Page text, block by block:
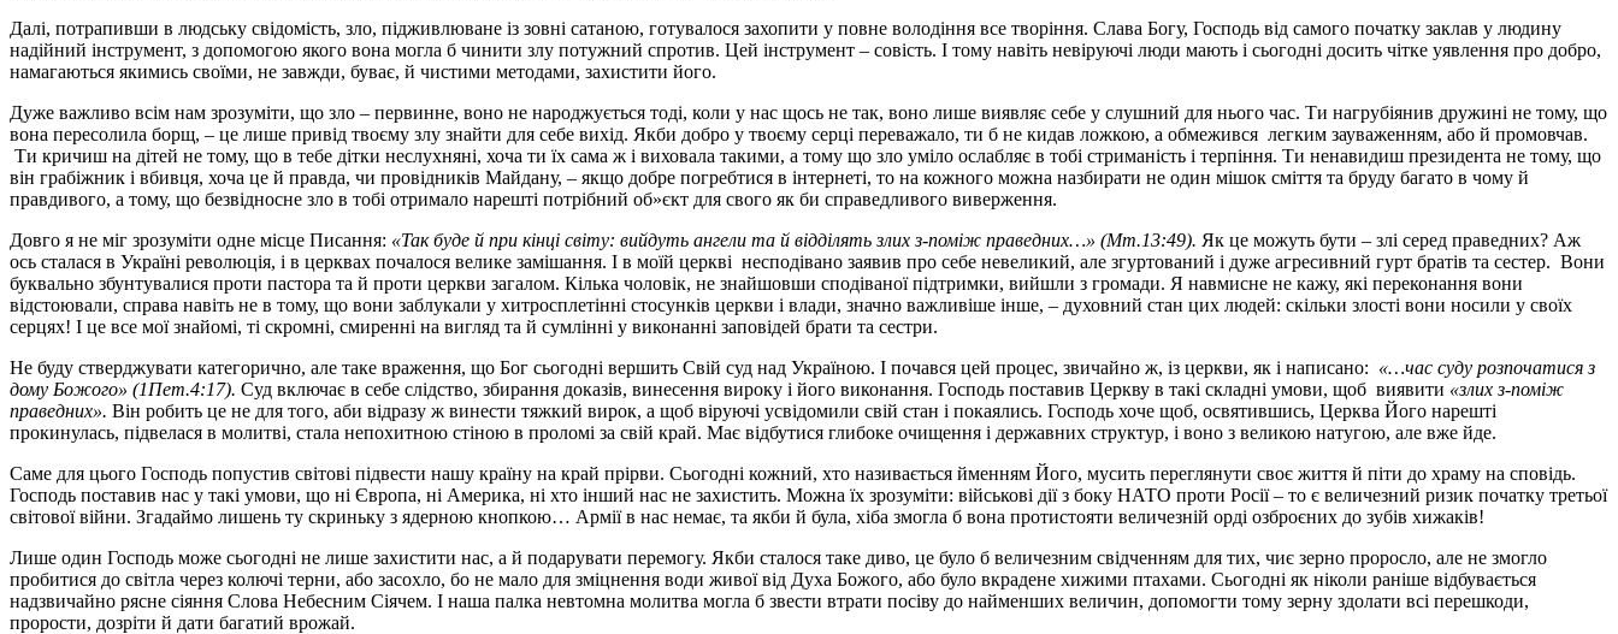
Далі, потрапивши в людську свідомість, зло, підживлюване із зовні сатаною, готувалося захопити у повне володіння все творіння. Слава Богу, Господь від самого початку заклав у людину
надійний інструмент, з допомогою якого вона могла б чинити злу потужний спротив. Цей інструмент – совість. І тому навіть невіруючі люди мають і сьогодні досить чітке уявлення про добро,
намагаються якимись своїми, не завжди, буває, й чистими методами, захистити його.
Дуже важливо всім нам зрозуміти, що зло – первинне, воно не народжується тоді, коли у нас щось не так, воно лише виявляє себе у слушний для нього час. Ти нагрубіянив дружині не тому, що
вона пересолила борщ, – це лише привід твоєму злу знайти для себе вихід. Якби добро у твоєму серці переважало, ти б не кидав ложкою, а обмежився легким зауваженням, або й промовчав.
Ти кричиш на дітей не тому, що в тебе дітки неслухняні, хоча ти їх сама ж і виховала такими, а тому що зло уміло ослабляє в тобі стриманість і терпіння. Ти ненавидиш президента не тому, що
він грабіжник і вбивця, хоча це й правда, чи провідників Майдану, – якщо добре погребтися в інтернеті, то на кожного можна назбирати не один мішок сміття та бруду багато в чому й
правдивого, а тому, що безвідносне зло в тобі отримало нарешті потрібний об»єкт для свого як би справедливого виверження.
Довго я не міг зрозуміти одне місце Писання: «Так буде й при кінці світу: вийдуть ангели та й відділять злих з-поміж праведних…» (Мт.13:49). Як це можуть бути – злі серед праведних? Аж
ось сталася в Україні революція, і в церквах почалося велике замішання. І в моїй церкві несподівано заявив про себе невеликий, але згуртований і дуже агресивний гурт братів та сестер. Вони
буквально збунтувалися проти пастора та й проти церкви загалом. Кілька чоловік, не знайшовши сподіваної підтримки, вийшли з громади. Я навмисне не кажу, які переконання вони
відстоювали, справа навіть не в тому, що вони заблукали у хитросплетінні стосунків церкви і влади, значно важливіше інше, – духовний стан цих людей: скільки злості вони носили у своїх
серцях! І це все мої знайомі, ті скромні, смиренні на вигляд та й сумлінні у виконанні заповідей брати та сестри.
Не буду стверджувати категорично, але таке враження, що Бог сьогодні вершить Свій суд над Україною. І почався цей процес, звичайно ж, із церкви, як і написано: «…час суду розпочатися з
дому Божого» (1Пет.4:17). Суд включає в себе слідство, збирання доказів, винесення вироку і його виконання. Господь поставив Церкву в такі складні умови, щоб виявити «злих з-поміж
праведних». Він робить це не для того, аби відразу ж винести тяжкий вирок, а щоб віруючі усвідомили свій стан і покаялись. Господь хоче щоб, освятившись, Церква Його нарешті
прокинулась, підвелася в молитві, стала непохитною стіною в проломі за свій край. Має відбутися глибоке очищення і державних структур, і воно з великою натугою, але вже йде.
Саме для цього Господь попустив світові підвести нашу країну на край прірви. Сьогодні кожний, хто називається йменням Його, мусить переглянути своє життя й піти до храму на сповідь.
Господь поставив нас у такі умови, що ні Європа, ні Америка, ні хто інший нас не захистить. Можна їх зрозуміти: військові дії з боку НАТО проти Росії – то є величезний ризик початку третьої
світової війни. Згадаймо лишень ту скриньку з ядерною кнопкою… Армії в нас немає, та якби й була, хіба змогла б вона протистояти величезній орді озброєних до зубів хижаків!
Лише один Господь може сьогодні не лише захистити нас, а й подарувати перемогу. Якби сталося таке диво, це було б величезним свідченням для тих, чиє зерно проросло, але не змогло
пробитися до світла через колючі терни, або засохло, бо не мало для зміцнення води живої від Духа Божого, або було вкрадене хижими птахами. Сьогодні як ніколи раніше відбувається
надзвичайно рясне сіяння Слова Небесним Сіячем. І наша палка невтомна молитва могла б звести втрати посіву до найменших величин, допомогти тому зерну здолати всі перешкоди,
прорости, дозріти й дати багатий врожай.